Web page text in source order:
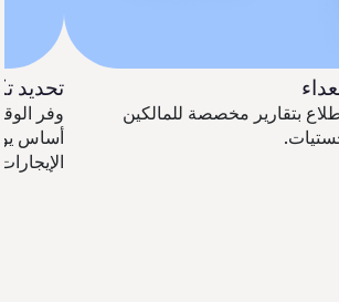
بتقارير مخصصة للمالكين
تحديد
وفر
أساس